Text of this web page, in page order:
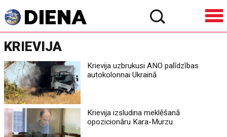
KRIEVIJA
Krievija uzbrukusi ANO palīdzības
autokolonnai Ukrainā
Krievija izsludina meklēšanā
opozicionāru Kara-Murzu